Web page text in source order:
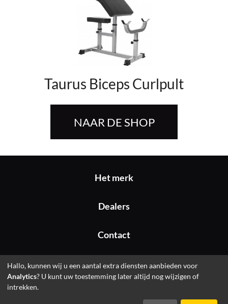
Taurus Biceps Curlpult
NAAR DE SHOP
Het merk
Dealers
Contact
Colofon
Hallo, kunnen wij u een aantal extra diensten aanbieden voor
Analytics? U kunt uw toestemming later altijd nog wijzigen of
intrekken.